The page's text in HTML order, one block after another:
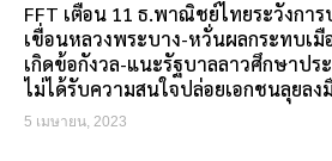
FFT เตือน 11 ธ.พาณิชย์ไทยระวังการ
เขื่อนหลวงพระบาง-หวั่นผลกระทบเมื
เกิดข้อกังวล-แนะรัฐบาลลาวศึกษาปร
ไม่ได้รับความสนใจปล่อยเอกชนลุยลง
5 เมษายน, 2023